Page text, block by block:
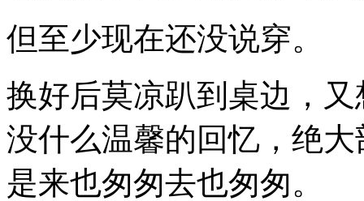
但至少现在还没说穿。
换好后莫凉趴到桌边，
没什么温馨的回忆，绝
是来也匆匆去也匆匆。